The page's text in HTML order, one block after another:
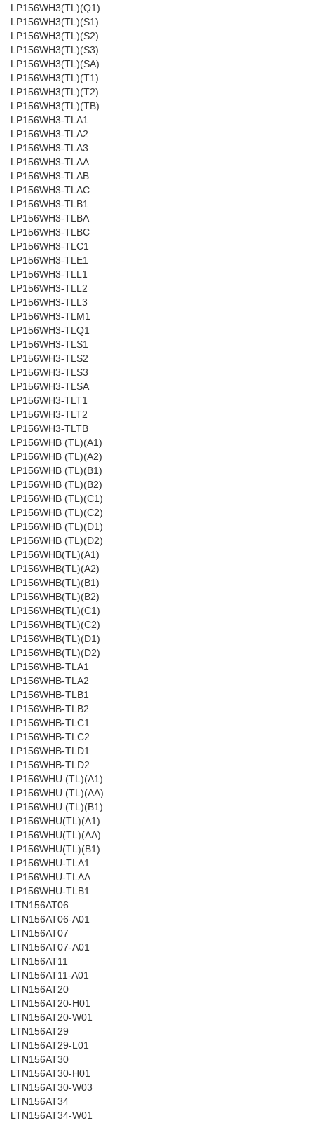
LP156WH3(TL)(Q1)
LP156WH3(TL)(S1)
LP156WH3(TL)(S2)
LP156WH3(TL)(S3)
LP156WH3(TL)(SA)
LP156WH3(TL)(T1)
LP156WH3(TL)(T2)
LP156WH3(TL)(TB)
LP156WH3-TLA1
LP156WH3-TLA2
LP156WH3-TLA3
LP156WH3-TLAA
LP156WH3-TLAB
LP156WH3-TLAC
LP156WH3-TLB1
LP156WH3-TLBA
LP156WH3-TLBC
LP156WH3-TLC1
LP156WH3-TLE1
LP156WH3-TLL1
LP156WH3-TLL2
LP156WH3-TLL3
LP156WH3-TLM1
LP156WH3-TLQ1
LP156WH3-TLS1
LP156WH3-TLS2
LP156WH3-TLS3
LP156WH3-TLSA
LP156WH3-TLT1
LP156WH3-TLT2
LP156WH3-TLTB
LP156WHB (TL)(A1)
LP156WHB (TL)(A2)
LP156WHB (TL)(B1)
LP156WHB (TL)(B2)
LP156WHB (TL)(C1)
LP156WHB (TL)(C2)
LP156WHB (TL)(D1)
LP156WHB (TL)(D2)
LP156WHB(TL)(A1)
LP156WHB(TL)(A2)
LP156WHB(TL)(B1)
LP156WHB(TL)(B2)
LP156WHB(TL)(C1)
LP156WHB(TL)(C2)
LP156WHB(TL)(D1)
LP156WHB(TL)(D2)
LP156WHB-TLA1
LP156WHB-TLA2
LP156WHB-TLB1
LP156WHB-TLB2
LP156WHB-TLC1
LP156WHB-TLC2
LP156WHB-TLD1
LP156WHB-TLD2
LP156WHU (TL)(A1)
LP156WHU (TL)(AA)
LP156WHU (TL)(B1)
LP156WHU(TL)(A1)
LP156WHU(TL)(AA)
LP156WHU(TL)(B1)
LP156WHU-TLA1
LP156WHU-TLAA
LP156WHU-TLB1
LTN156AT06
LTN156AT06-A01
LTN156AT07
LTN156AT07-A01
LTN156AT11
LTN156AT11-A01
LTN156AT20
LTN156AT20-H01
LTN156AT20-W01
LTN156AT29
LTN156AT29-L01
LTN156AT30
LTN156AT30-H01
LTN156AT30-W03
LTN156AT34
LTN156AT34-W01